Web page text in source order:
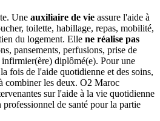
Une auxiliaire de vie assure l'aide à
toilette, habillage, repas, mobilité,
du logement. Elle ne réalise pas
pansements, perfusions, prise de
diplômé(e). Pour une
fois de l'aide quotidienne et des soins,
combiner les deux. O2 Maroc
sur l'aide à la vie quotidienne
de santé pour la partie